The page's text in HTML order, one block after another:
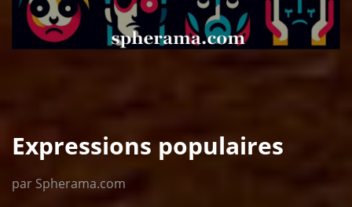
Expressions populaires
par Spherama.com